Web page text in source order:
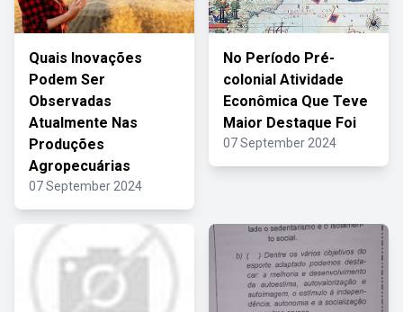
Quais Inovações
Podem Ser
Observadas
Atualmente Nas
Produções
Agropecuárias
07 September 2024
No Período Pré-
colonial Atividade
Econômica Que Teve
Maior Destaque Foi
07 September 2024